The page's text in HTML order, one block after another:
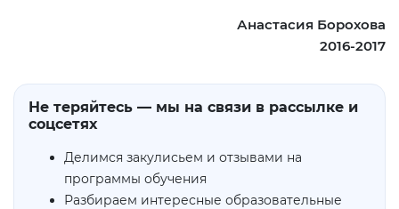
Анастасия Борохова
2016-2017
Не теряйтесь — мы на связи в рассылке и
соцсетях
Делимся закулисьем и отзывами на
программы обучения
Разбираем интересные образовательные